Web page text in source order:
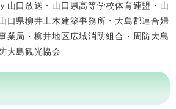
山口放送・山口県高等学校体育連盟・山
口県柳井土木建築事務所・大島郡連合婦
業局・柳井地区広域消防組合・周防大島
大島観光協会